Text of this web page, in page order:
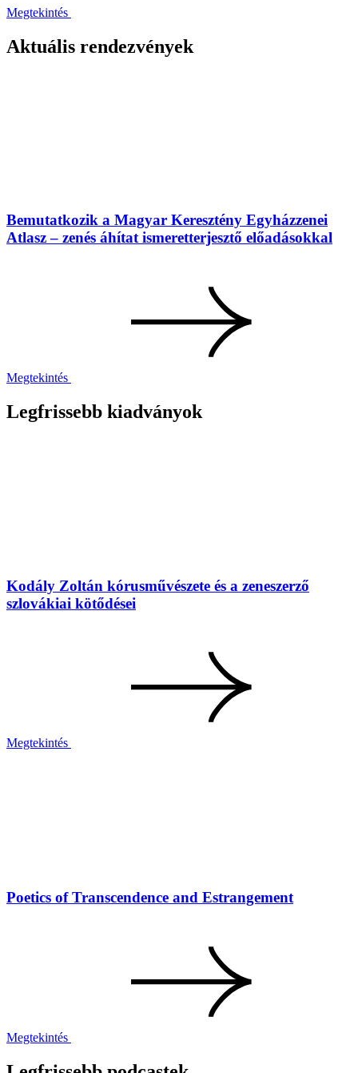
Megtekintés
Aktuális rendezvények
Bemutatkozik a Magyar Keresztény Egyházzenei
Atlasz – zenés áhítat ismeretterjesztő előadásokkal
Megtekintés
Legfrissebb kiadványok
Kodály Zoltán kórusművészete és a zeneszerző
szlovákiai kötődései
Megtekintés
Poetics of Transcendence and Estrangement
Megtekintés